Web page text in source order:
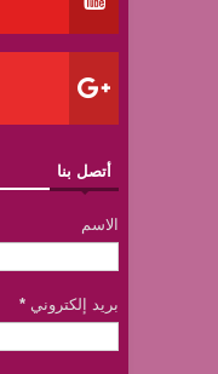
أتصل بنا
الاسم
بريد إلكتروني *